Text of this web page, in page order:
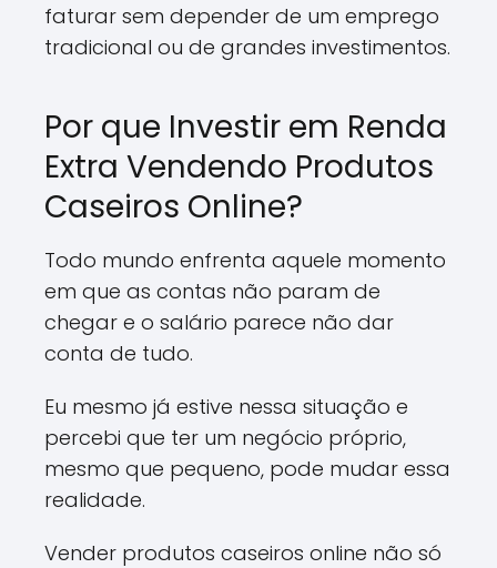
faturar sem depender de um emprego
tradicional ou de grandes investimentos.
Por que Investir em Renda
Extra Vendendo Produtos
Caseiros Online?
Todo mundo enfrenta aquele momento
em que as contas não param de
chegar e o salário parece não dar
conta de tudo.
Eu mesmo já estive nessa situação e
percebi que ter um negócio próprio,
mesmo que pequeno, pode mudar essa
realidade.
Vender produtos caseiros online não só